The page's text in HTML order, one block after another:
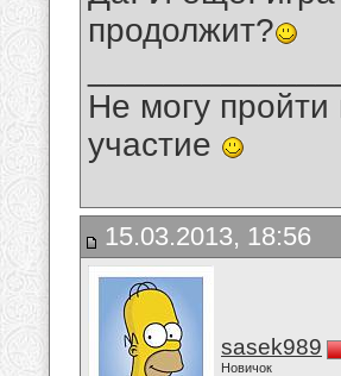
продолжит?
Не могу пройти
участие
15.03.2013, 18:56
sasek989
Новичок